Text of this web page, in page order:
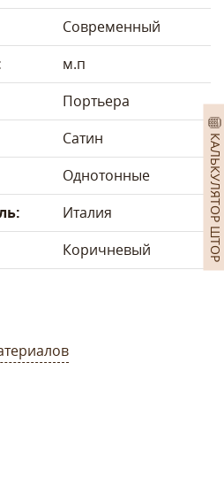
КАЛЬКУЛЯТОР ШТОР
Современный
м.п
Портьера
Сатин
Однотонные
Италия
Коричневый